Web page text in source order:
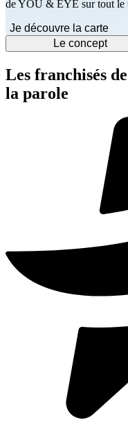
de YOU & EYE sur tout le
Je découvre la carte
Le concept
Les franchisés
la parole